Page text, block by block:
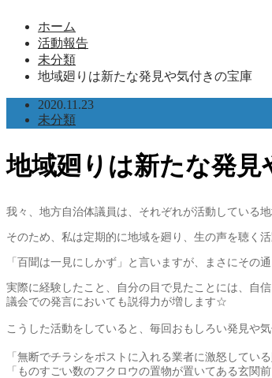
ホーム
活動報告
未分類
地域廻りは新たな発見や気付きの宝庫
2020.11.23
未分類
地域廻りは新たな発見
我々、地方自治体議員は、それぞれが活動している
そのため、私は定期的に地域を廻り、生の声を聴く活
「百聞は一見にしかず」と言いますが、まさにその
実際に経験したこと、自分の目で見たことには、自信
議会での発言においても説得力が増します☆
こうした活動をしていると、毎回おもしろい発見や気
「無断でチラシをポストに入れる業者に激怒している
「ものすごい数のフクロウの置物が置いてある玄関前